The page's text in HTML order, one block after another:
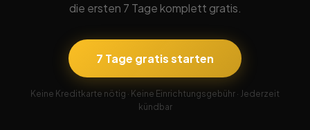
die ersten 7 Tage komplett gratis.
7 Tage gratis starten
Keine Kreditkarte nötig · Keine Einrichtungsgebühr · Jederzeit
kündbar